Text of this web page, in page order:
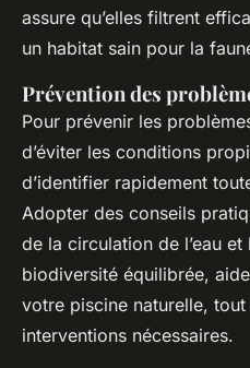
assure qu’elles filtrent
un habitat sain pour la
Prévention des
Pour prévenir les
d’éviter les conditions
d’identifier rapidement
Adopter des conseils
de la circulation de l’eau et
biodiversité équilibrée,
votre piscine naturelle,
interventions nécessaires.